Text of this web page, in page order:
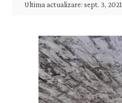
Ultima actualizare: sept. 3, 2021